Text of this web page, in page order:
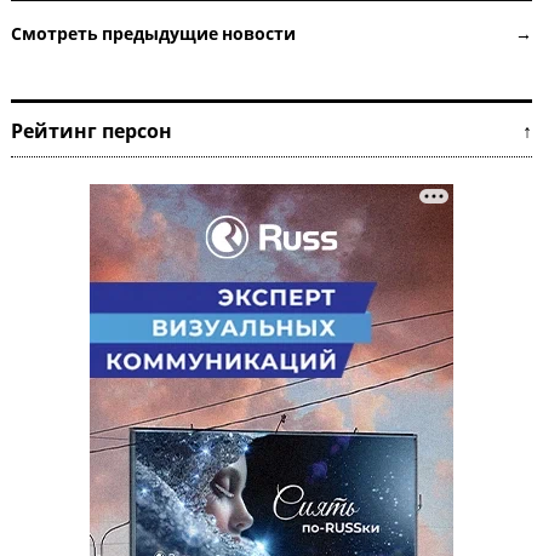
Смотреть предыдущие новости →
Рейтинг персон ↑